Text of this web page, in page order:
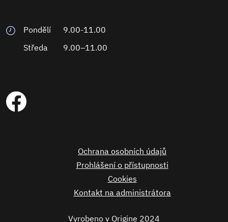
Pondělí
9.00-11.00
Středa
9.00–11.00
Ochrana osobních údajů
Prohlášení o přístupnosti
Cookies
Kontakt na administrátora
Vyrobeno v Origine 2024